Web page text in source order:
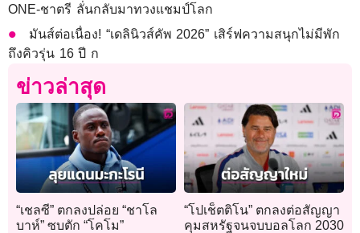
ONE-ชาตรี ลั่นกลับมาทวงแชมป์โลก
มันส์ต่อเนื่อง! “เดลินิวส์คัพ 2026” เสิร์ฟความสนุกไม่มีพัก
ถึงคิวรุ่น 16 ปี ก
ข่าวล่าสุด
“เชลซี” ตกลงปล่อย “ชาโล
บาห์” ซบตัก “โคโม”
“โปเช็ตติโน” ตกลงต่อสัญญา
คุมสหรัฐจนจบบอลโลก 2030